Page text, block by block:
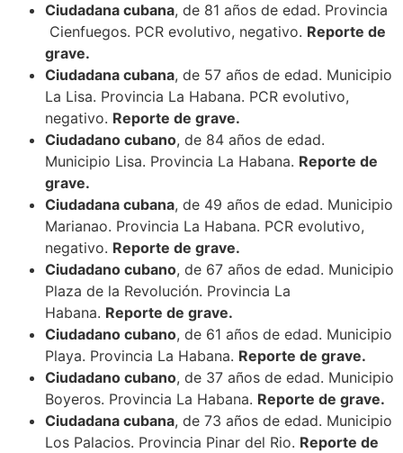
Ciudadana cubana, de 81 años de edad. Provincia
Cienfuegos. PCR evolutivo, negativo. Reporte de
grave.
Ciudadana cubana, de 57 años de edad. Municipio
La Lisa. Provincia La Habana. PCR evolutivo,
negativo. Reporte de grave.
Ciudadano cubano, de 84 años de edad.
Municipio Lisa. Provincia La Habana. Reporte de
grave.
Ciudadana cubana, de 49 años de edad. Municipio
Marianao. Provincia La Habana. PCR evolutivo,
negativo. Reporte de grave.
Ciudadano cubano, de 67 años de edad. Municipio
Plaza de la Revolución. Provincia La
Habana. Reporte de grave.
Ciudadano cubano, de 61 años de edad. Municipio
Playa. Provincia La Habana. Reporte de grave.
Ciudadano cubano, de 37 años de edad. Municipio
Boyeros. Provincia La Habana. Reporte de grave.
Ciudadana cubana, de 73 años de edad. Municipio
Los Palacios. Provincia Pinar del Rio. Reporte de